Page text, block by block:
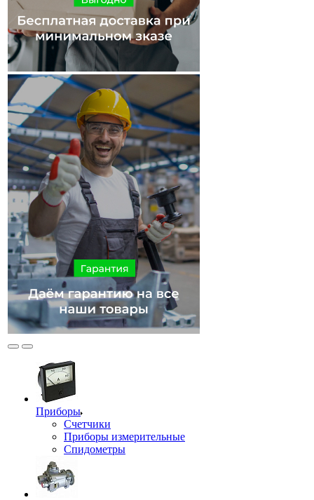
Приборы
Счетчики
Приборы измерительные
Спидометры